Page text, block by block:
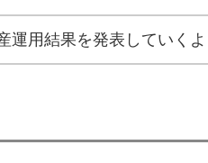
運用結果を発表していくよ